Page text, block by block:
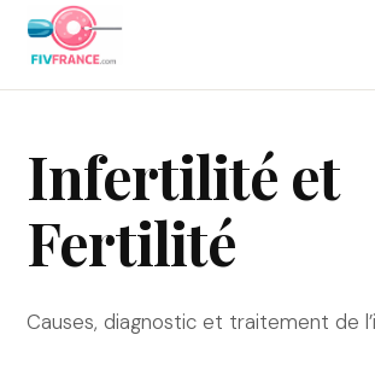
Aller
Infertilité et
Fertilité
Causes, diagnostic et traitement de